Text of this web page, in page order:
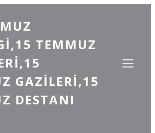
TEMMUZ
GAZILERI,15
DESTANI